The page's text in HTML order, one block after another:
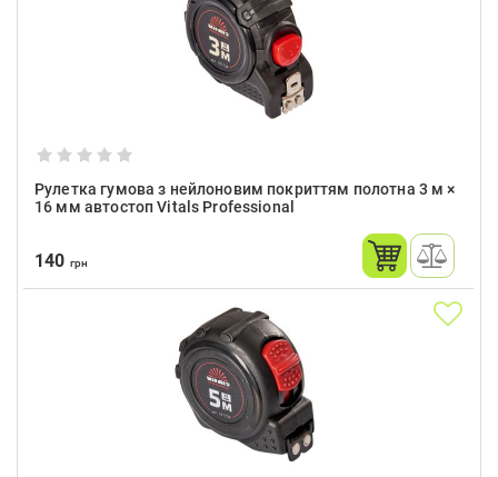
Рулетка гумова з нейлоновим покриттям полотна 3 м ×
16 мм автостоп Vitals Professional
140 грн